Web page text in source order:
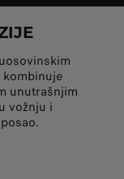
unutrašnjim
vožnju i